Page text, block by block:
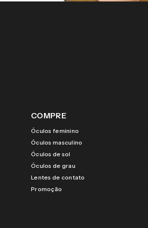
COMPRE
Óculos feminino
Óculos masculino
Óculos de sol
Óculos de grau
Lentes de contato
Promoção